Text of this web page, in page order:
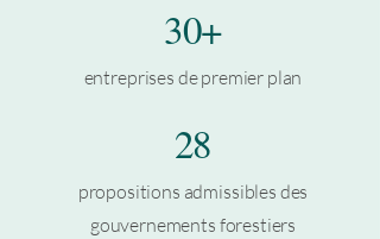
30+
entreprises de premier plan
28
propositions admissibles des
gouvernements forestiers